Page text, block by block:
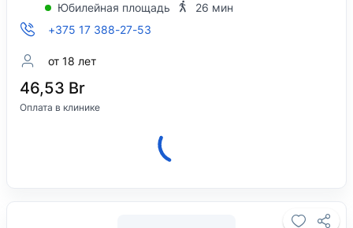
Юбилейная площадь
26 мин
+375 17 388-27-53
от 18 лет
46,53 Br
Оплата в клинике
Клиника закрыта, откроется 08 августа в